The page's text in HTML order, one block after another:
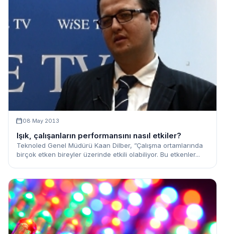
08 May 2013
Işık, çalışanların performansını nasıl etkiler?
Teknoled Genel Müdürü Kaan Dilber, ”Çalışma ortamlarında
birçok etken bireyler üzerinde etkili olabiliyor. Bu etkenler...